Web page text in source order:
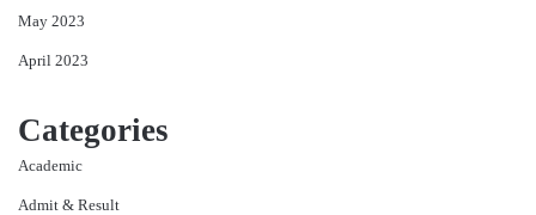
May 2023
April 2023
Categories
Academic
Admit & Result